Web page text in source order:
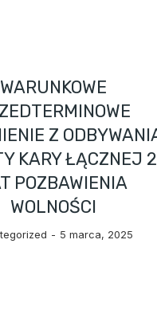
WARUNKOWE
Z
KARY ŁĄCZNEJ 2
POZBAWIENIA
WOLNOŚCI
5 marca, 2025